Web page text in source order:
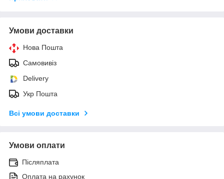
Умови доставки
Нова Пошта
Самовивіз
Delivery
Укр Пошта
Всі умови доставки
Умови оплати
Післяплата
Оплата на рахунок